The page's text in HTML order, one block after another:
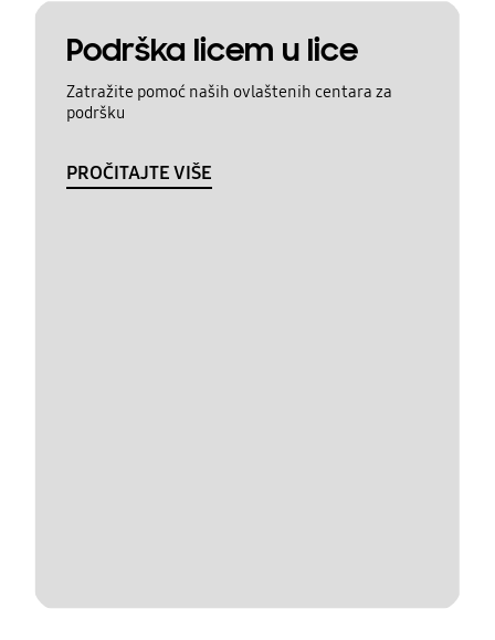
Podrška licem u lice
Zatražite pomoć naših ovlaštenih centara za
podršku
PROČITAJTE VIŠE